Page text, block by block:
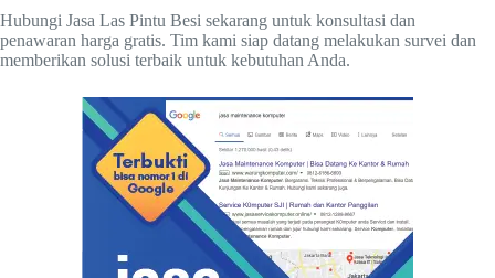
Hubungi Jasa Las Pintu Besi sekarang untuk konsultasi dan
penawaran harga gratis. Tim kami siap datang melakukan survei dan
memberikan solusi terbaik untuk kebutuhan Anda.